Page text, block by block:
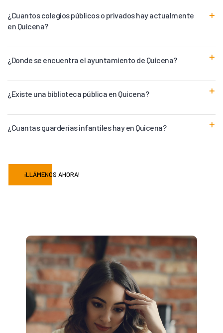
¿Cuantos colegios públicos o privados hay actualmente
en Quicena?
¿Donde se encuentra el ayuntamiento de Quicena?
¿Existe una biblioteca pública en Quicena?
¿Cuantas guarderías infantiles hay en Quicena?
¡LLÁMENOS AHORA!